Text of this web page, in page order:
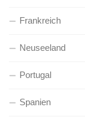
Frankreich
Neuseeland
Portugal
Spanien